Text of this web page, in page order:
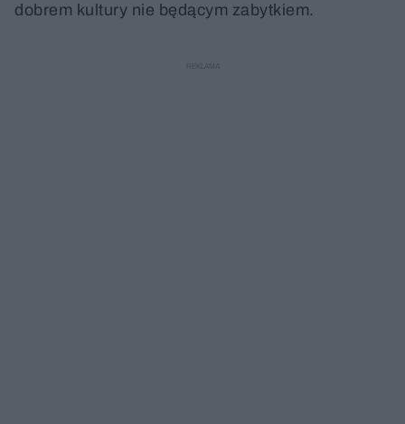
dobrem kultury nie będącym zabytkiem.